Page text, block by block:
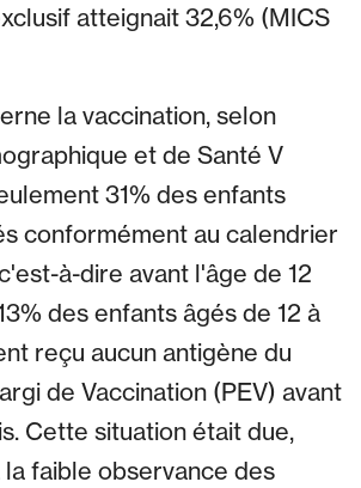
atteignait 32,6% (MICS
la vaccination, selon
et de Santé V
31% des enfants
conformément au calendrier
à-dire avant l'âge de 12
des enfants âgés de 12 à
reçu aucun antigène du
de Vaccination (PEV) avant
Cette situation était due,
faible observance des